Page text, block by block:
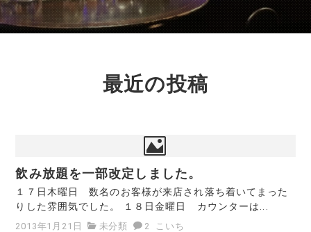
最近の投稿
飲み放題を一部改定しました。
１７日木曜日 数名のお客様が来店され落ち着いてまった
りした雰囲気でした。 １８日金曜日 カウンターは...
2013年1月21日 未分類 2 こいち